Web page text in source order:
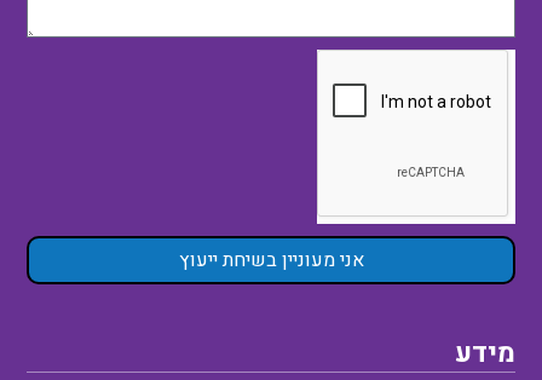
אני מעוניין בשיחת ייעוץ
מידע